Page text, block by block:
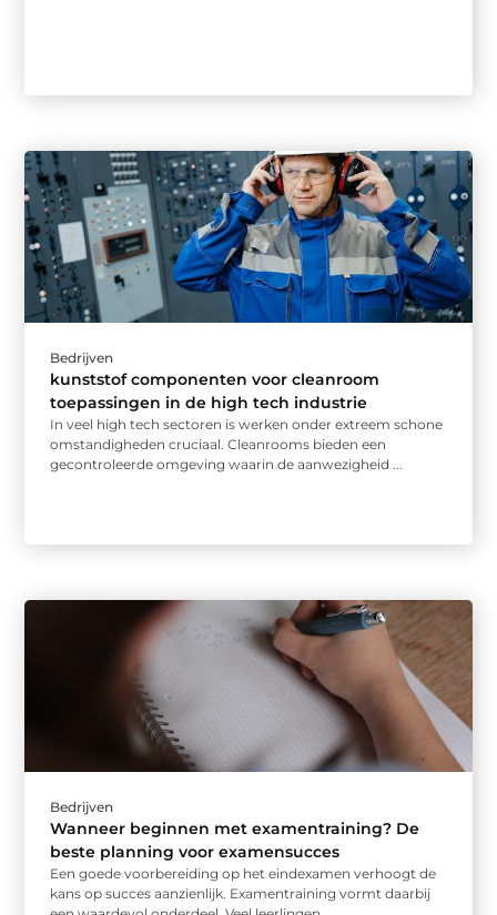
Bedrijven
kunststof componenten voor cleanroom
toepassingen in de high tech industrie
In veel high tech sectoren is werken onder extreem schone
omstandigheden cruciaal. Cleanrooms bieden een
gecontroleerde omgeving waarin de aanwezigheid ...
Bedrijven
Wanneer beginnen met examentraining? De
beste planning voor examensucces
Een goede voorbereiding op het eindexamen verhoogt de
kans op succes aanzienlijk. Examentraining vormt daarbij